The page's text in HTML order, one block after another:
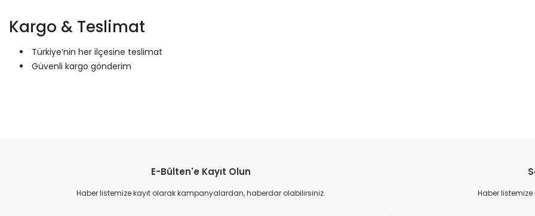
Kargo & Teslimat
Türkiye’nin her ilçesine teslimat
Güvenli kargo gönderim
Ürün resmi kalitesiz, bozuk veya görüntülenemiyor.
Ürün açıklamasında eksik bilgiler bulunuyor.
E-Bülten'e Kayıt Olun
Haber listemize kayıt olarak kampanyalardan, haberdar olabilirsiniz. Haber